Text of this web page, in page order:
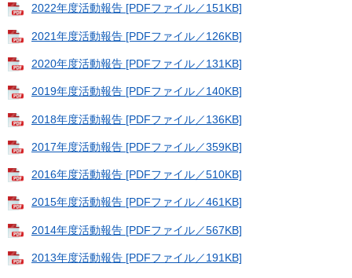
2022年度活動報告 [PDFファイル／151KB]
2021年度活動報告 [PDFファイル／126KB]
2020年度活動報告 [PDFファイル／131KB]
2019年度活動報告 [PDFファイル／140KB]
2018年度活動報告 [PDFファイル／136KB]
2017年度活動報告 [PDFファイル／359KB]
2016年度活動報告 [PDFファイル／510KB]
2015年度活動報告 [PDFファイル／461KB]
2014年度活動報告 [PDFファイル／567KB]
2013年度活動報告 [PDFファイル／191KB]